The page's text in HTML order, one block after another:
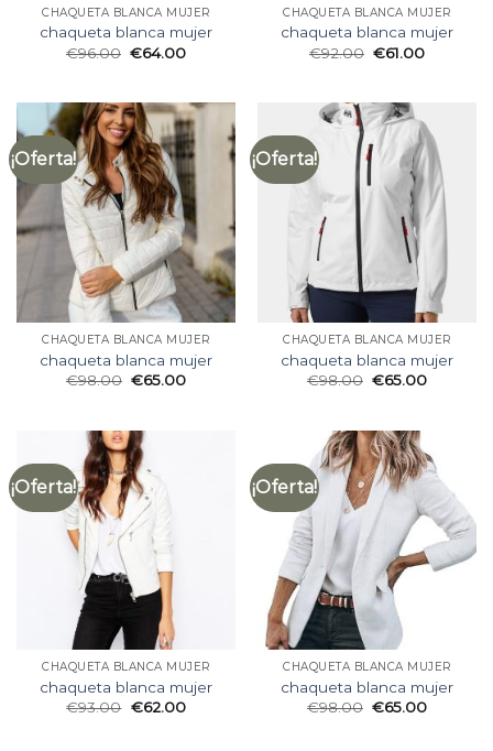
CHAQUETA BLANCA MUJER
chaqueta blanca mujer
€96.00 €64.00
CHAQUETA BLANCA MUJER
chaqueta blanca mujer
€92.00 €61.00
¡Oferta!
CHAQUETA BLANCA MUJER
chaqueta blanca mujer
€98.00 €65.00
¡Oferta!
CHAQUETA BLANCA MUJER
chaqueta blanca mujer
€98.00 €65.00
¡Oferta!
CHAQUETA BLANCA MUJER
chaqueta blanca mujer
€93.00 €62.00
¡Oferta!
CHAQUETA BLANCA MUJER
chaqueta blanca mujer
€98.00 €65.00